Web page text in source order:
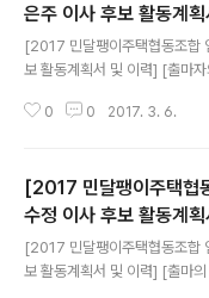
은주 이사 후보 활동계
[2017 민달팽이주택협동조합
보 활동계획서 및 이력] [출마
하는 나눔자리문화공동체를 설
다. 그래서 정신차리고 보니
공익 활동가 그룹을 조직화하고
일을 하게 되었는지도 모릅니
있는 지방자치단체의 청년정책
청년감수성을 청년은 지역감수
0 0 2017. 3. 6.
[2017 민달팽이주택협
수정 이사 후보 활동계
[2017 민달팽이주택협동조합
보 활동계획서 및 이력] [출마